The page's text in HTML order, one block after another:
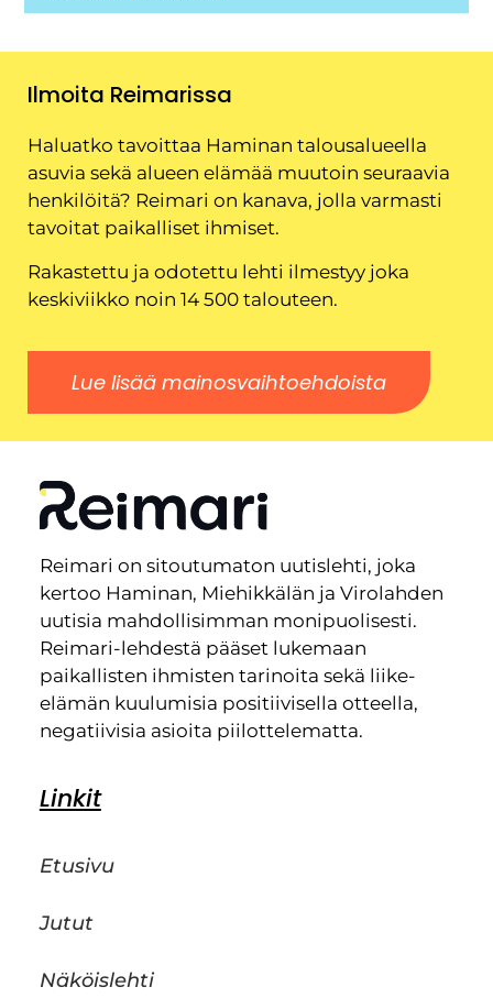
Ilmoita Reimarissa
Haluatko tavoittaa Haminan talousalueella
asuvia sekä alueen elämää muutoin seuraavia
henkilöitä? Reimari on kanava, jolla varmasti
tavoitat paikalliset ihmiset.
Rakastettu ja odotettu lehti ilmestyy joka
keskiviikko noin 14 500 talouteen.
Lue lisää mainosvaihtoehdoista
Reimari on sitoutumaton uutislehti, joka
kertoo Haminan, Miehikkälän ja Virolahden
uutisia mahdollisimman monipuolisesti.
Reimari-lehdestä pääset lukemaan
paikallisten ihmisten tarinoita sekä liike-
elämän kuulumisia positiivisella otteella,
negatiivisia asioita piilottelematta.
Linkit
Etusivu
Jutut
Näköislehti